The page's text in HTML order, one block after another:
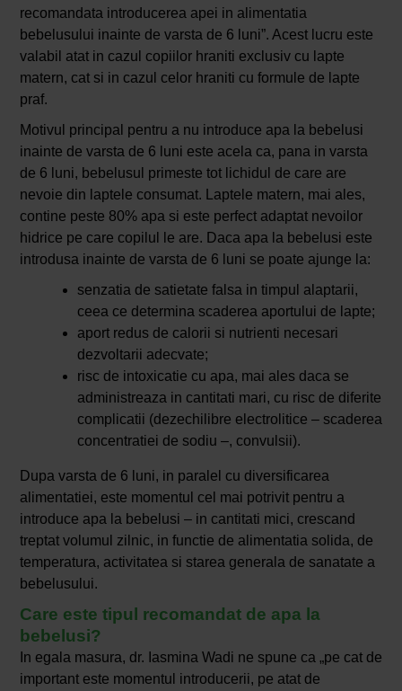
recomandata introducerea apei in alimentatia
bebelusului inainte de varsta de 6 luni”. Acest lucru este
valabil atat in cazul copiilor hraniti exclusiv cu lapte
matern, cat si in cazul celor hraniti cu formule de lapte
praf.
Motivul principal pentru a nu introduce apa la bebelusi
inainte de varsta de 6 luni este acela ca, pana in varsta
de 6 luni, bebelusul primeste tot lichidul de care are
nevoie din laptele consumat. Laptele matern, mai ales,
contine peste 80% apa si este perfect adaptat nevoilor
hidrice pe care copilul le are. Daca apa la bebelusi este
introdusa inainte de varsta de 6 luni se poate ajunge la:
senzatia de satietate falsa in timpul alaptarii,
ceea ce determina scaderea aportului de lapte;
aport redus de calorii si nutrienti necesari
dezvoltarii adecvate;
risc de intoxicatie cu apa, mai ales daca se
administreaza in cantitati mari, cu risc de diferite
complicatii (dezechilibre electrolitice – scaderea
concentratiei de sodiu –, convulsii).
Dupa varsta de 6 luni, in paralel cu diversificarea
alimentatiei, este momentul cel mai potrivit pentru a
introduce apa la bebelusi – in cantitati mici, crescand
treptat volumul zilnic, in functie de alimentatia solida, de
temperatura, activitatea si starea generala de sanatate a
bebelusului.
Care este tipul recomandat de apa la
bebelusi?
In egala masura, dr. Iasmina Wadi ne spune ca „pe cat de
important este momentul introducerii, pe atat de